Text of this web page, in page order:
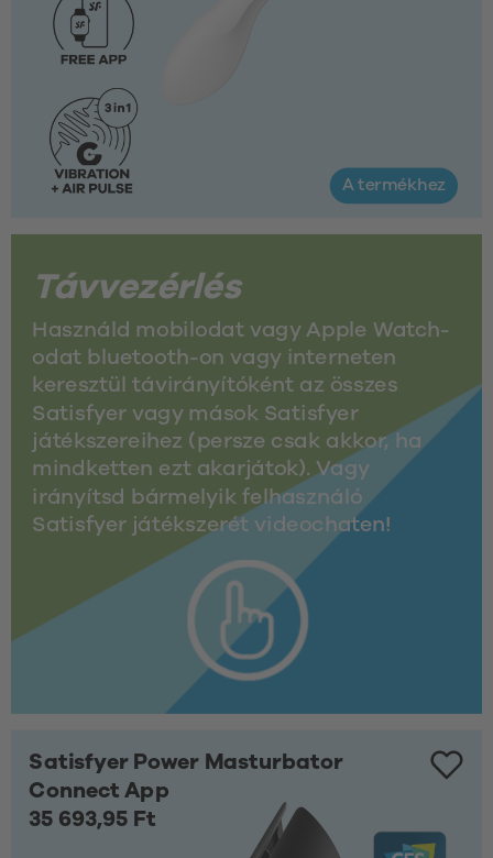
Satisfyer Power Masturbator
Connect App
35 693,95 Ft
Távvezérlés
Használd mobilodat vagy Apple Watch-
odat bluetooth-on vagy interneten
keresztül távirányítóként az összes
Satisfyer vagy mások Satisfyer
játékszereihez (persze csak akkor, ha
mindketten ezt akarjátok). Vagy
irányítsd bármelyik felhasználó
Satisfyer játékszerét videochaten!
A termékhez